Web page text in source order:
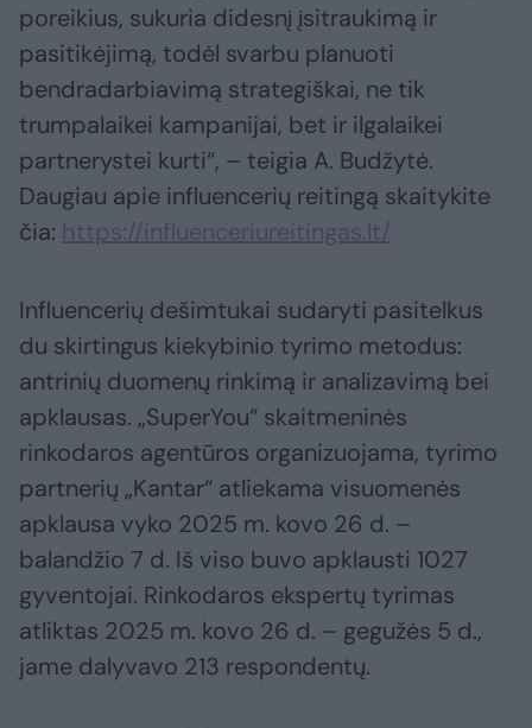
poreikius, sukuria didesnį įsitraukimą ir
pasitikėjimą, todėl svarbu planuoti
bendradarbiavimą strategiškai, ne tik
trumpalaikei kampanijai, bet ir ilgalaikei
partnerystei kurti“, – teigia A. Budžytė.
Daugiau apie influencerių reitingą skaitykite
čia: https://influenceriureitingas.lt/
Influencerių dešimtukai sudaryti pasitelkus
du skirtingus kiekybinio tyrimo metodus:
antrinių duomenų rinkimą ir analizavimą bei
apklausas. „SuperYou“ skaitmeninės
rinkodaros agentūros organizuojama, tyrimo
partnerių „Kantar“ atliekama visuomenės
apklausa vyko 2025 m. kovo 26 d. –
balandžio 7 d. Iš viso buvo apklausti 1027
gyventojai. Rinkodaros ekspertų tyrimas
atliktas 2025 m. kovo 26 d. – gegužės 5 d.,
jame dalyvavo 213 respondentų.